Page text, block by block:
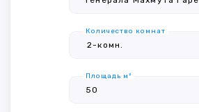
Количество комнат
Площадь м²